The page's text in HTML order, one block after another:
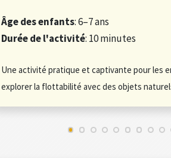
Âge des enfants: 6–7 ans
Durée de l'activité: 10 minutes
Une activité pratique et captivante pour les
explorer la flottabilité avec des objets